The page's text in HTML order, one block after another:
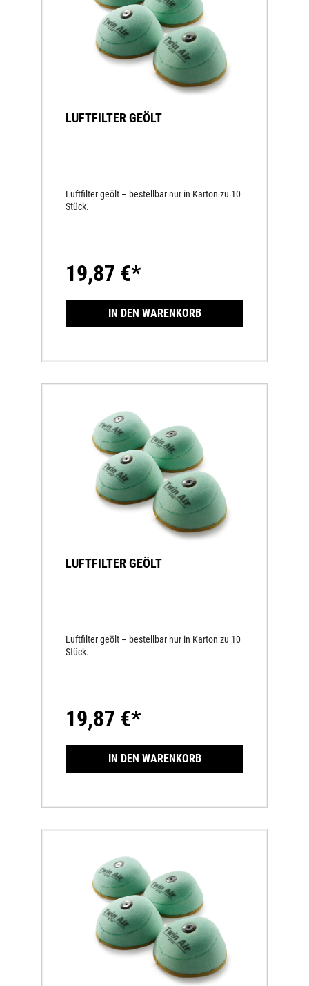
LUFTFILTER GEÖLT
Luftfilter geölt – bestellbar nur in Karton zu 10
Stück.
19,87 €*
IN DEN WARENKORB
LUFTFILTER GEÖLT
Luftfilter geölt – bestellbar nur in Karton zu 10
Stück.
19,87 €*
IN DEN WARENKORB